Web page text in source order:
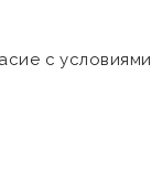
с